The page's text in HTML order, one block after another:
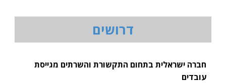
דרושים
חברה ישראלית בתחום התקשורת והשרתים מגייסת
עובדים